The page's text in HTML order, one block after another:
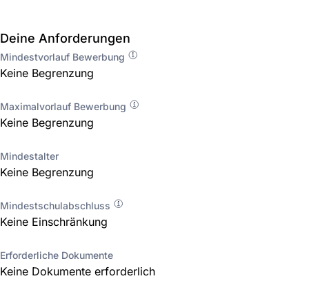
Deine Anforderungen
Mindestvorlauf Bewerbung
Keine Begrenzung
Maximalvorlauf Bewerbung
Keine Begrenzung
Mindestalter
Keine Begrenzung
Mindestschulabschluss
Keine Einschränkung
Erforderliche Dokumente
Keine Dokumente erforderlich